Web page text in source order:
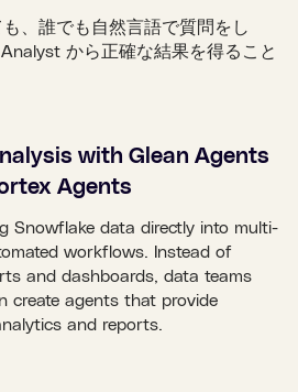
、誰でも自然言語で質問をし
から正確な結果を得ること
with Glean Agents
Agents
Snowflake data directly into multi-
workflows. Instead of
and dashboards, data teams
create agents that provide
and reports.